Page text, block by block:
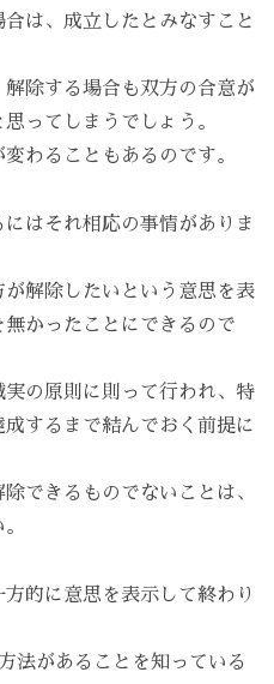
は、成立したとみなすこと
除する場合も双方の合意が
ってしまうでしょう。
わることもあるのです。
はそれ相応の事情がありま
解除したいという意思を表
かったことにできるので
の原則に則って行われ、特
するまで結んでおく前提に
できるものでないことは、
的に意思を表示して終わり
法があることを知っている